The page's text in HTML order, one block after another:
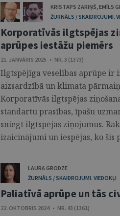
KRISTAPS ZARIŅŠ,EMĪLS
ŽURNĀLS / SKAIDROJUMI.
Korporatīvās ilgtspējas
aprūpes iestāžu piemērs
21. JANVĀRIS 2025 • NR. 3 (1373)
Ilgtspējīga veselības aprūpe ir
aizsardzībā un klimata
Korporatīvās ilgtspējas
standartu prasības, īpašu
sniegt ilgtspējas ziņojumus.
izaicinājumi un iespējas, ko šis
LAURA GRODZE
ŽURNĀLS / SKAIDROJUMI. VIEDOKĻI
Paliatīvā aprūpe un tās
22. OKTOBRIS 2024 • NR. 43 (1361)